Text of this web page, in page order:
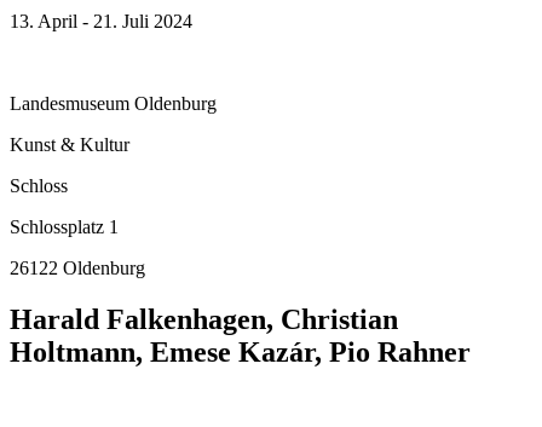
13. April - 21. Juli 2024
Landesmuseum Oldenburg
Kunst & Kultur
Schloss
Schlossplatz 1
26122 Oldenburg
Harald Falkenhagen, Christian
Holtmann, Emese Kazár, Pio Rahner